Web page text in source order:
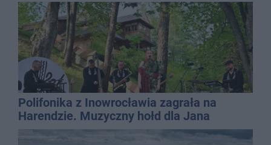
Polifonika z Inowrocławia zagrała na
Harendzie. Muzyczny hołd dla Jana
Kasprowicza